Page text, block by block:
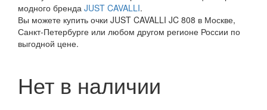
модного бренда JUST CAVALLI.
Вы можете купить очки JUST CAVALLI JC 808 в Москве,
Санкт-Петербурге или любом другом регионе России по
выгодной цене.
Нет в наличии